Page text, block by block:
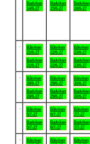
Badviken
14/6-27
Badviken
15/6-27
Badviken
16/6-27
Båtviken
21/6-27
Badviken
21/6-27
Båtviken
22/6-27
Badviken
22/6-27
Båtviken
23/6-27
Badviken
23/6-27
Båtviken
28/6-27
Badviken
28/6-27
Båtviken
29/6-27
Badviken
29/6-27
Båtviken
30/6-27
Badviken
30/6-27
Båtviken
5/7-27
Badviken
5/7-27
Båtviken
6/7-27
Badviken
6/7-27
Båtviken
7/7-27
Badviken
7/7-27
Båtviken
Båtviken
Båtviken